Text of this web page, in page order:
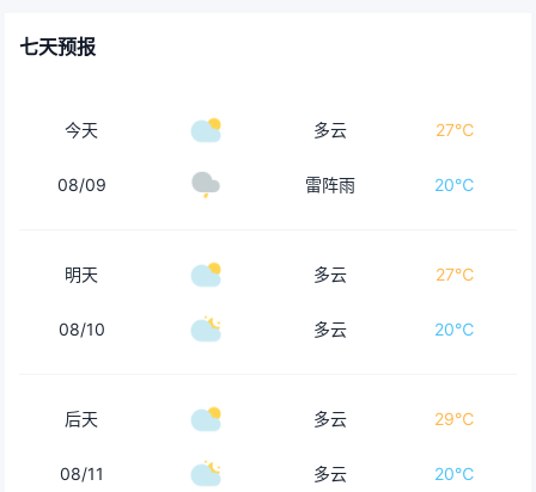
七天预报
今天 多云 27℃
08/09 雷阵雨 20℃
明天 多云 27℃
08/10 多云 20℃
后天 多云 29℃
08/11 多云 20℃